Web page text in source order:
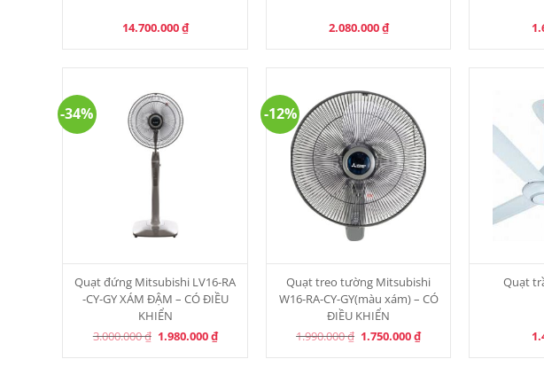
14.700.000₫ 2.080.000₫
-34%
Quạt đứng Mitsubishi LV16-RA
-CY-GY XÁM ĐẬM – CÓ ĐIỀU
KHIỂN
3.000.000₫ Original
price
1.980.000₫Current
price
-12%
Quạt treo tường Mitsubishi
W16-RA-CY-GY(màu xám) – CÓ
ĐIỀU KHIỂN
1.990.000₫ Original
price
1.750.000₫Current
price
Quạt